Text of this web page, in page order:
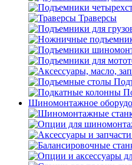
Траверсы
Шиномонтажное